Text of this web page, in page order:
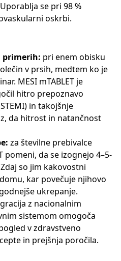
se pri 98 %
oskrbi.
primerih: pri enem obisku
v prsih, medtem ko je
MESI mTABLET je
hitro prepoznavo
in takojšnje
da hitrost in natančnost
za številne prebivalce
pomeni, da se izognejo 4–5-
so jim kakovostni
kar povečuje njihovo
ukrepanje.
z nacionalnim
sistemom omogoča
v zdravstveno
in prejšnja poročila.